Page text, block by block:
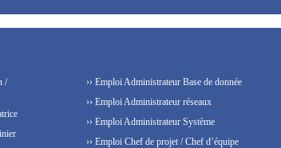
/
›› Emploi Administrateur Base de donnée
›› Emploi Administrateur réseaux
›› Emploi Administrateur Système
›› Emploi Chef de projet / Chef d’équipe